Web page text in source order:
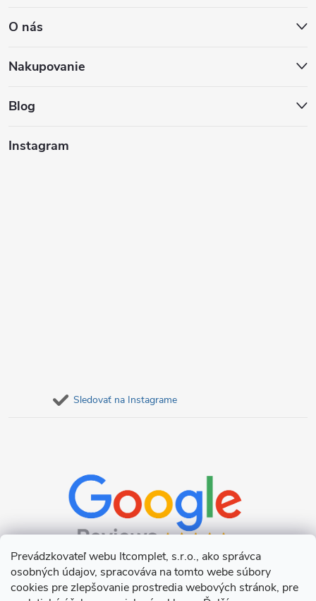
Prevádzkovateľ webu Itcomplet, s.r.o., ako správca
osobných údajov, spracováva na tomto webe súbory
cookies pre zlepšovanie prostredia webových stránok, pre
p
ä
O nás
Nakupovanie
Blog
Instagram
Sledovať na Instagrame